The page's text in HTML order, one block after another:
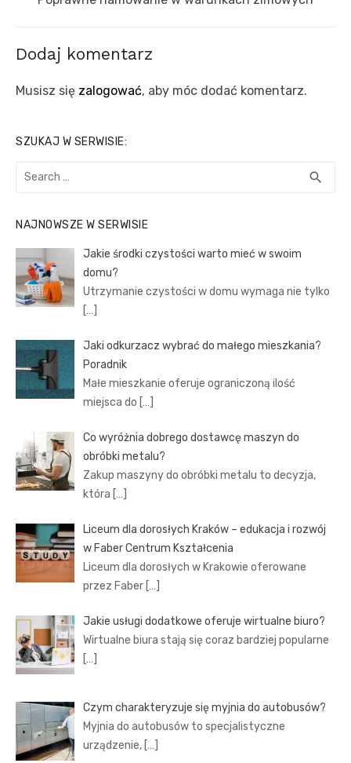
Dodaj komentarz
Musisz się zalogować, aby móc dodać komentarz.
SZUKAJ W SERWISIE:
Search
search
NAJNOWSZE W SERWISIE
Jakie środki czystości warto mieć w swoim
domu?
Utrzymanie czystości w domu wymaga nie tylko
[…]
Jaki odkurzacz wybrać do małego mieszkania?
Poradnik
Małe mieszkanie oferuje ograniczoną ilość
miejsca do […]
Co wyróżnia dobrego dostawcę maszyn do
obróbki metalu?
Zakup maszyny do obróbki metalu to decyzja,
która […]
Liceum dla dorosłych Kraków – edukacja i rozwój
w Faber Centrum Kształcenia
Liceum dla dorosłych w Krakowie oferowane
przez Faber […]
Jakie usługi dodatkowe oferuje wirtualne biuro?
Wirtualne biura stają się coraz bardziej popularne
[…]
Czym charakteryzuje się myjnia do autobusów?
Myjnia do autobusów to specjalistyczne
urządzenie, […]